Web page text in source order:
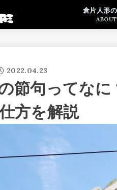
倉片人形
ABOUT
2022.04.23
節句ってな
方を解説